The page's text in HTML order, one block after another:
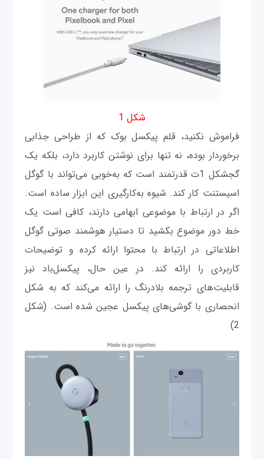
شکل 1
فراموش نکنید، قلم پیکسل بوک که از طراحی جذابی
برخوردار بوده، نه تنها برای نوشتن کاربرد دارد، بلکه یک
گجشکل 1ت قدرتمند است که به‌خوبی می‌تواند با گوگل
اسیستنت کار کند. شیوه به‌کارگیری این ابزار ساده است.
اگر در ارتباط با موضوعی ابهامی دارند، کافی است یک
خط دور موضوع بکشید تا دستیار هوشمند صوتی گوگل
اطلاعاتی در ارتباط با محتوا ارائه کرده و توضیحات
کاربردی را ارائه کند. در عین حال، پیکسل‌باد نیز
قابلیت‌های ترجمه بلادرنگ را ارائه می‌کند که به شکل
انحصاری با گوشی‌های پیکسل عجین شده است. (شکل
2)